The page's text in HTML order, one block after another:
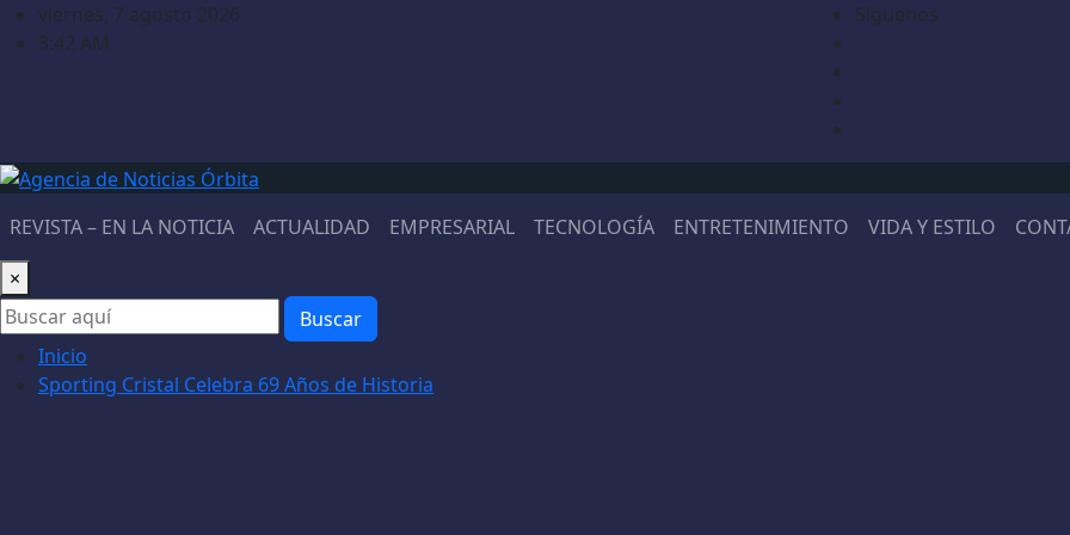
Saltarviernes, 7 agosto 2026
3:42 AM
Síguenos
REVISTA – EN LA NOTICIA ACTUALIDAD EMPRESARIAL TECNOLOGÍA ENTRETENIMIENTO VIDA Y ESTILO
×
Buscar
Inicio
Sporting Cristal Celebra 69 Años de Historia